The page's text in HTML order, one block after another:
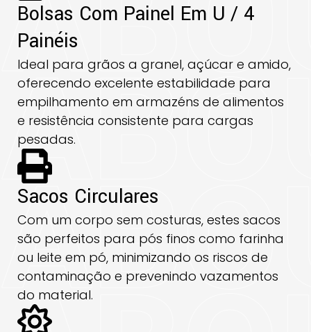
Bolsas Com Painel Em U / 4
Painéis
Ideal para grãos a granel, açúcar e amido,
oferecendo excelente estabilidade para
empilhamento em armazéns de alimentos
e resistência consistente para cargas
pesadas.
Sacos Circulares
Com um corpo sem costuras, estes sacos
são perfeitos para pós finos como farinha
ou leite em pó, minimizando os riscos de
contaminação e prevenindo vazamentos
do material.